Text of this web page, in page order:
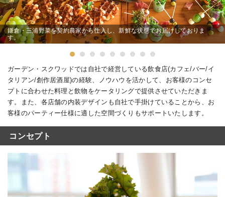
鎌倉・三浦野菜を契約農家から仕入し、新鮮な状態でお届けしておりま
す。
ガーデン・スクワッドでは自社で経営している飲食店(カフェ/バー/イ
タリアン/創作居酒屋)の経験、ノウハウを活かして、お客様のコンセ
プトに合わせた料理と飲物をケータリングで提供させていただきま
す。また、各店舗の内装デザインも自社で手掛けていることから、お
客様のパーティー仕様に適した空間づくりもサポートいたします。
コンセプト